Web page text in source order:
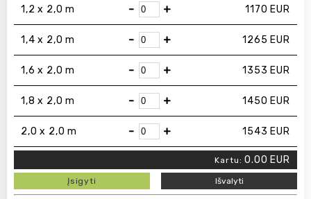
1,2 x 2,0 m - + 1170 EUR
1,4 x 2,0 m - + 1265 EUR
1,6 x 2,0 m - + 1353 EUR
1,8 x 2,0 m - + 1450 EUR
2,0 x 2,0 m - + 1543 EUR
Kartu:0.00 EUR
Įsigyti Išvalyti